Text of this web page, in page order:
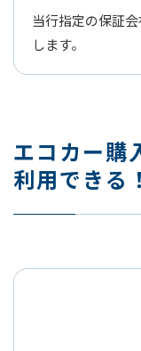
当行指定の保証
します。
エコカー購
利用できる！